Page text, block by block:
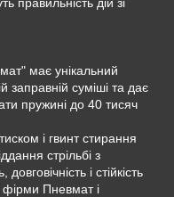
має унікальний
заправній суміші та дає
пружині до 40 тисяч
і гвинт стирання
стрільбі з
і стійкість
фірми Пневмат і